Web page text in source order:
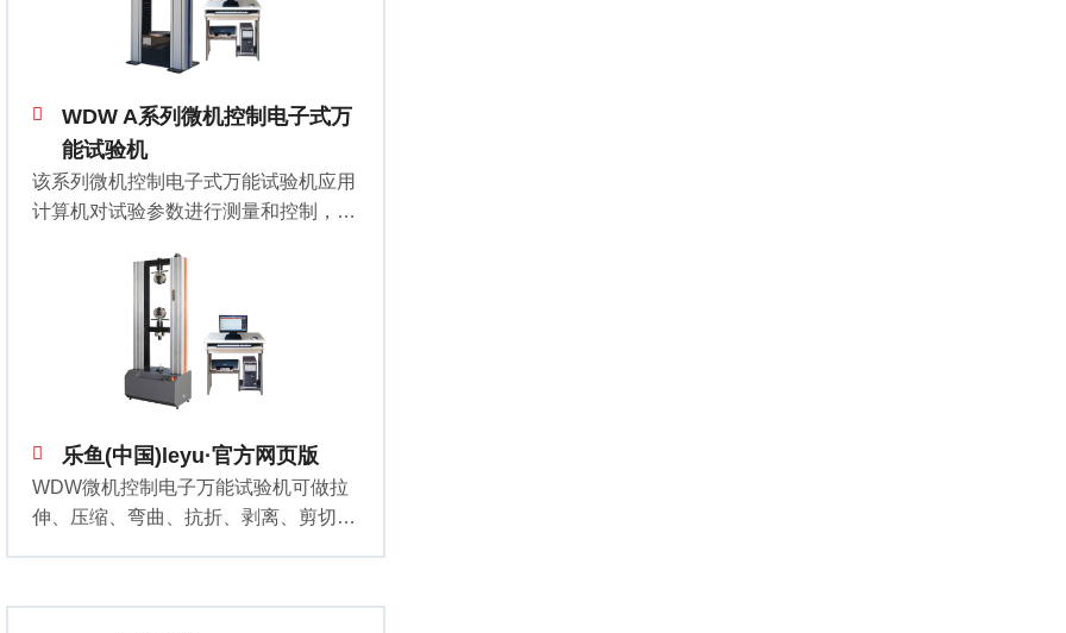
WDW A系列微机控制电子式万
能试验机
该系列微机控制电子式万能试验机应用
计算机对试验参数进行测量和控制，可
棒、橡胶、塑料、防水材料、电线电
缆、纺织物、网绳、无纺布等金属、非
乐鱼(中国)leyu·官方网页版
WDW微机控制电子万能试验机可做拉
伸、压缩、弯曲、抗折、剥离、剪切、
力学性能测试和分析研究。它广泛应用